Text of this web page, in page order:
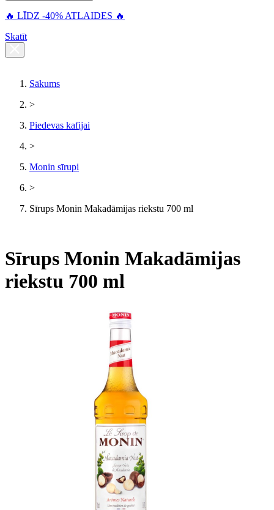
🔥 LĪDZ -40% ATLAIDES 🔥
Skatīt
Sākums
>
Piedevas kafijai
>
Monin sīrupi
>
Sīrups Monin Makadāmijas riekstu 700 ml
Sīrups Monin Makadāmijas
riekstu 700 ml